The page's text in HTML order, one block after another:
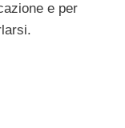
e per